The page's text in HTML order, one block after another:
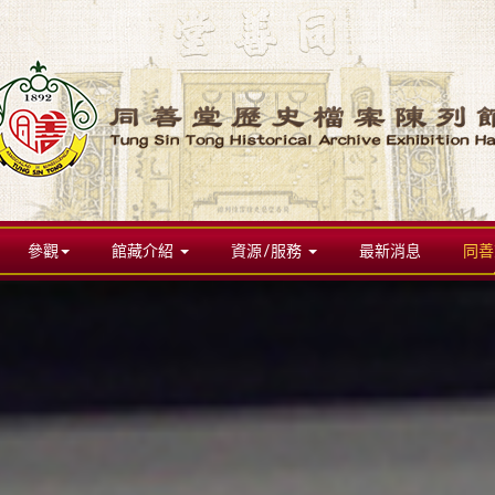
參觀 館藏介紹 資源/服務 最新消息 同